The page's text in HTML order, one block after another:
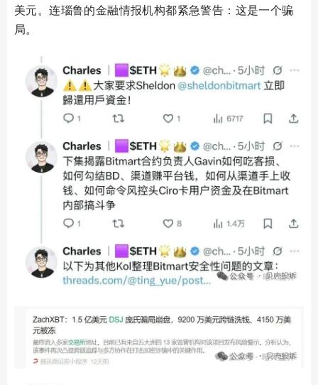
美元。连瑙鲁的金融情报机构都紧急警告：这是一个骗
局。